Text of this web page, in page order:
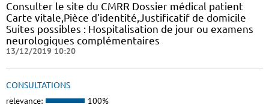
Consulter le site du CMRR Dossier médical patient
Carte vitale,Pièce d'identité,Justificatif de domicile
Suites possibles : Hospitalisation de jour ou examens
neurologiques complémentaires
13/12/2019 10:20
CONSULTATIONS
relevance: 100%